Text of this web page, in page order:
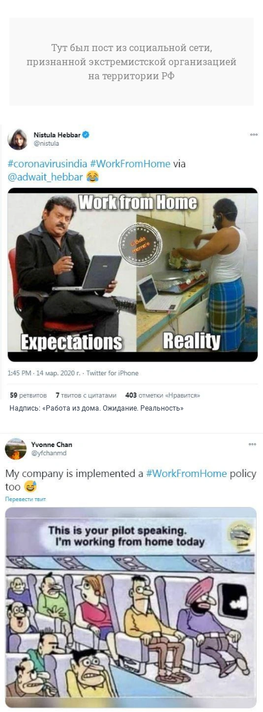
Тут был пост из социальной сети,
признанной экстремистской организацией
на территории РФ
Надпись: «Работа из дома. Ожидание. Реальность»